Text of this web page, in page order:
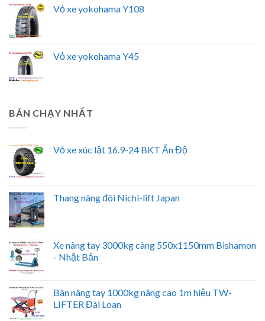
Vỏ xe yokohama Y108
Vỏ xe yokohama Y45
BÁN CHẠY NHẤT
Vỏ xe xúc lật 16.9-24 BKT Ấn Độ
Thang nâng đôi Nichi-lift Japan
Xe nâng tay 3000kg càng 550x1150mm Bishamon
- Nhật Bản
Bàn nâng tay 1000kg nâng cao 1m hiệu TW-
LIFTER Đài Loan